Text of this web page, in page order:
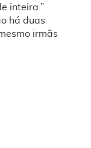
inteira.”
há duas
irmãs